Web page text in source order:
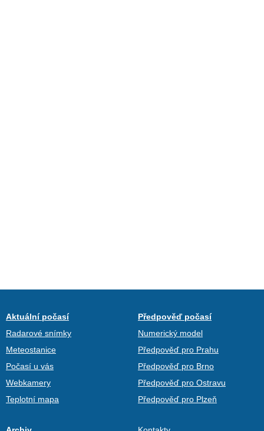
Aktuální počasí
Radarové snímky
Meteostanice
Počasí u vás
Webkamery
Teplotní mapa
Předpověď počasí
Numerický model
Předpověď pro Prahu
Předpověď pro Brno
Předpověď pro Ostravu
Předpověď pro Plzeň